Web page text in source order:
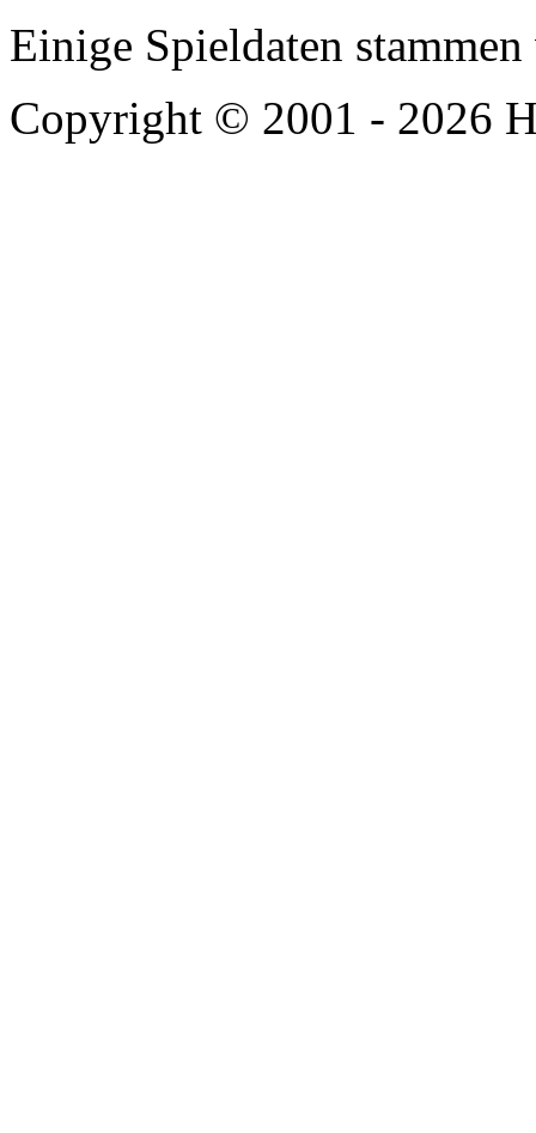
Einige Spieldaten
Copyright © 2001 - 2026